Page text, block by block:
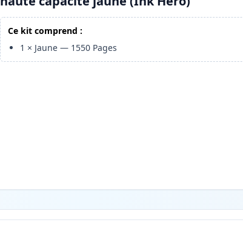
Ce kit comprend :
1 × Jaune — 1550 Pages